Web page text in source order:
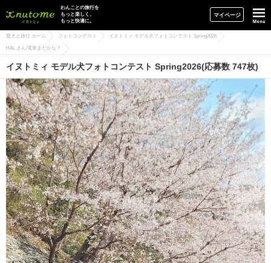
イヌトミィ
わんことの旅行を
もっと楽しく、
もっと快適に。
マイページ
愛犬と旅行 ホーム フォトコンテスト イヌトミィ モデル犬フォトコンテスト Spring2026
HAL さん/電車まだかな？
イヌトミィ モデル犬フォトコンテスト Spring2026(応募数 747枚)